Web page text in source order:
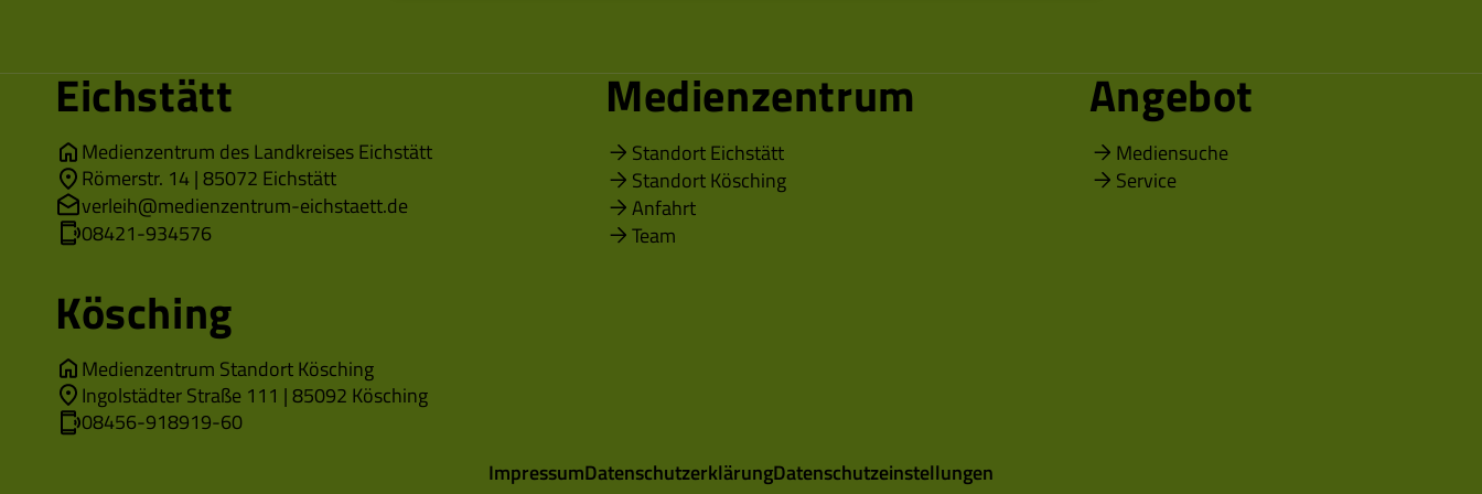
Eichstätt
Medienzentrum des Landkreises Eichstätt
Römerstr. 14 | 85072 Eichstätt
verleih@medienzentrum-eichstaett.de
08421-934576
Kösching
Medienzentrum Standort Kösching
Ingolstädter Straße 111 | 85092 Kösching
08456-918919-60
Medienzentrum
Standort Eichstätt
Standort Kösching
Anfahrt
Team
Angebot
Mediensuche
Service
ImpressumDatenschutzerklärungDatenschutzeinstellungen